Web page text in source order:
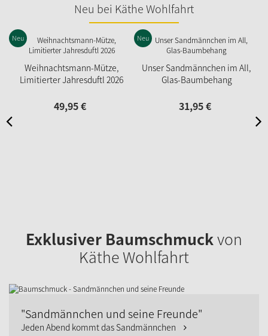
Neu bei Käthe Wohlfahrt
Weihnachtsmann-Mütze,
Limitierter Jahresduftl 2026
Neu
49,95€
Unser Sandmännchen im All,
Glas-Baumbehang
Neu
31,95€
Exklusiver Baumschmuckvon
Käthe Wohlfahrt
"Sandmännchen und seine Freunde"
Jeden Abend kommt das Sandmännchen